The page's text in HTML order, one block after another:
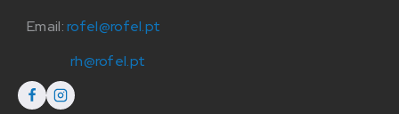
Email:rofel@rofel.pt
rh@rofel.pt